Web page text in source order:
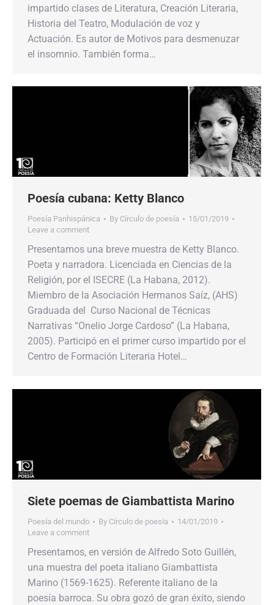
impartido clases de Literatura, Creación Literaria,
Historia del Teatro, Modulación de voz y
Actuación. Es autor de Motivos para desmenuzar
el insomnio. También forma…
Poesía cubana: Ketty Blanco
Poesía Panhispánica By Círculo de poesía
15/01/2019
Leave a comment
Presentamos una breve muestra de Ketty Blanco.
Poeta y narradora. Licenciada en Ciencias de la
Religión, por el ISECRE (La Habana, 2012).
Miembro de la Asociación Hermanos Saíz, (AHS)
Graduada del Curso Nacional de Técnicas
Narrativas “Onelio Jorge Cardoso” (La Habana,
2005). Participó en el primer curso impartido por el
Centro de Formación Literaria Hotel…
Siete poemas de Giambattista Marino
Poesía del mundo By Círculo de poesía
14/01/2019
Leave a comment
Presentamos, en versión de Alfredo Soto Guillén,
una muestra del poeta italiano Giambattista
Marino (1569-1625). Referente italiano de la
poesía barroca. Su obra gozó de gran éxito, siendo